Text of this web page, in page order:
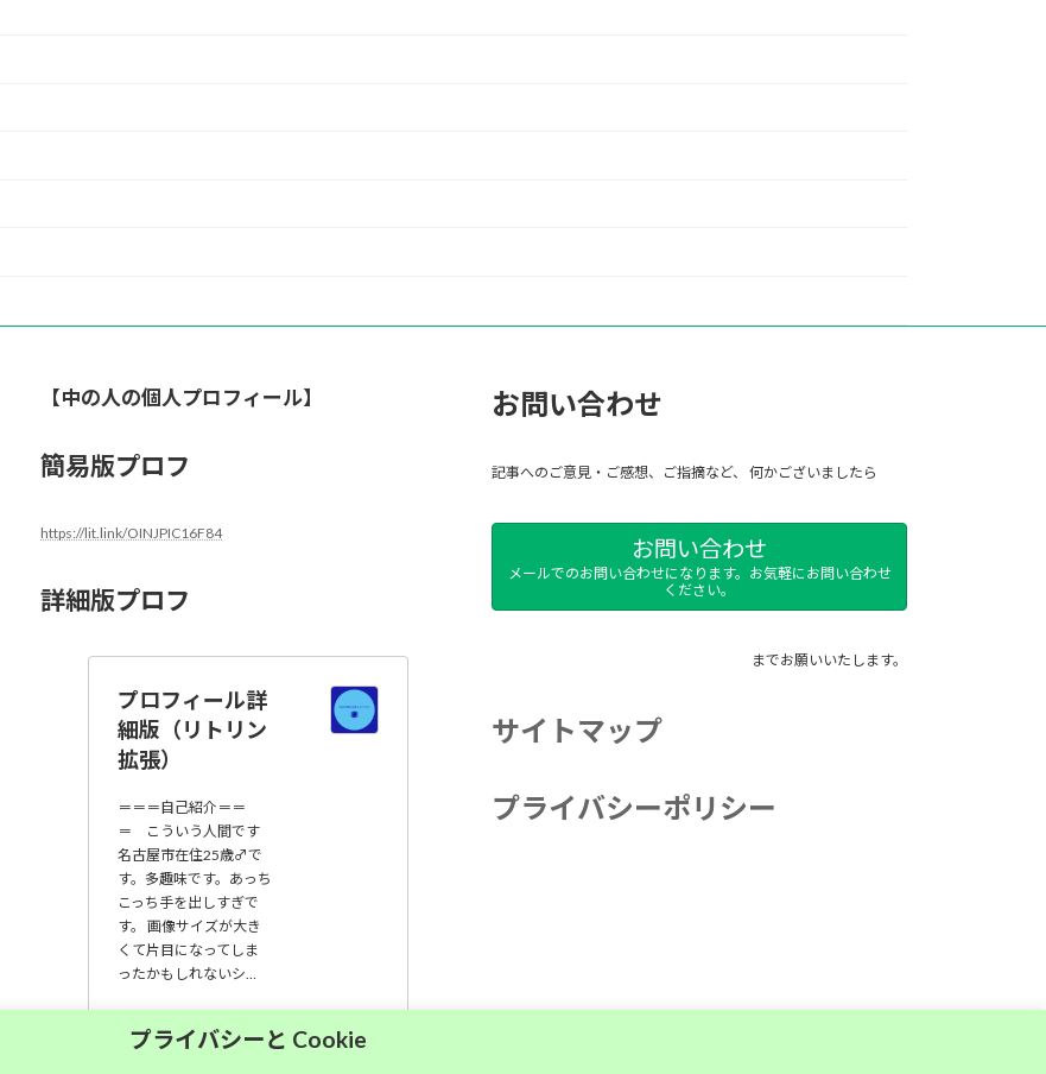
【中の人の個人プロフィール】
簡易版プロフ
https://lit.link/OINJPIC16F84
詳細版プロフ
プロフィール詳
細版（リトリン
拡張）
＝＝＝自己紹介＝＝
＝ こういう人間です
名古屋市在住25歳♂で
す。多趣味です。あっち
こっち手を出しすぎで
す。 画像サイズが大き
くて片目になってしま
ったかもしれないシ…
大須中毒名古屋人
のブログ
お問い合わせ
記事へのご意見・ご感想、ご指摘など、 何かございましたら
お問い合わせ
メールでのお問い合わせになります。お気軽にお問い合わせ
ください。
までお願いいたします。
サイトマップ
プライバシーポリシー
プライバシーと Cookie